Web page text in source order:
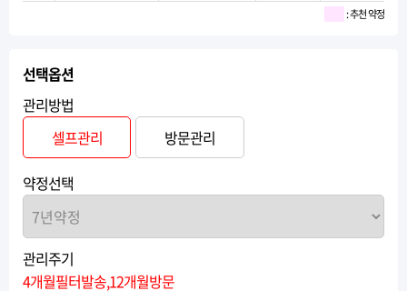
: 추천 약정
선택옵션
관리방법
셀프관리
방문관리
약정선택
관리주기
4개월필터발송,12개월방문